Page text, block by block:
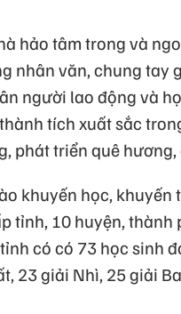
hảo tâm trong và
nhân văn, chung tay
người lao động và
tích xuất sắc
phát triển quê hương,
khuyến học, khuyến
tỉnh, 10 huyện, thành
có có 73 học sinh
23 giải Nhì, 25 giải